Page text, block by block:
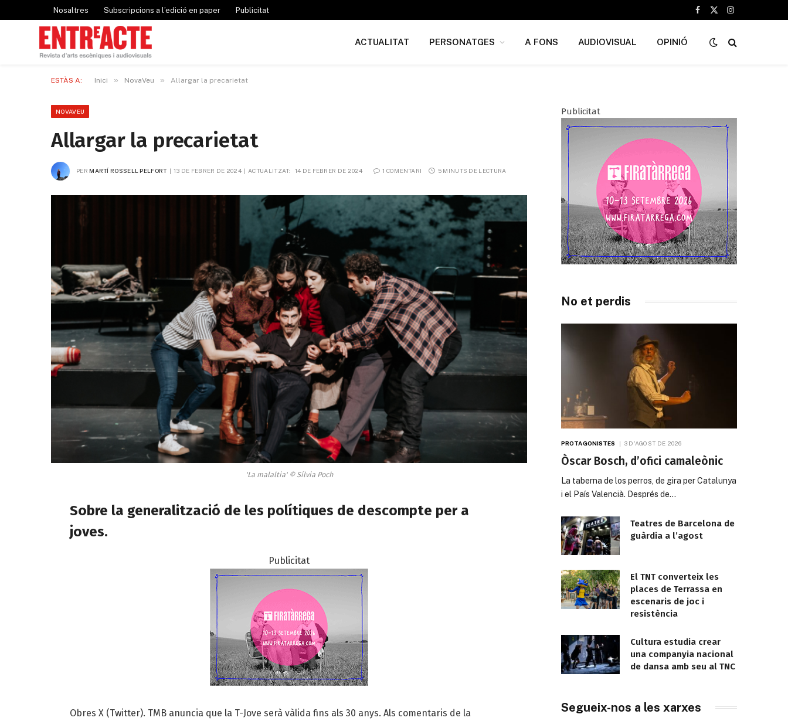
Nosaltres Subscripcions a l’edició en paper Publicitat
Facebook
X
Instagram
ACTUALITAT PERSONATGES A FONS AUDIOVISUAL OPINIÓ
ESTÀS A: Inici » NovaVeu » Allargar la precarietat
NOVAVEU
Allargar la precarietat
PER MARTÍ ROSSELL PELFORT 13 DE FEBRER DE 2024 ACTUALITZAT: 14 DE FEBRER DE 2024 1 COMENTARI 5 MINUTS DE LECTURA
'La malaltia' © Sílvia Poch
Sobre la generalització de les polítiques de descompte per a
joves.
Publicitat
Obres X (Twitter). TMB anuncia que la T-Jove serà vàlida fins als 30 anys. Als comentaris de la
Publicitat
No et perdis
PROTAGONISTES 3 D'AGOST DE 2026
Òscar Bosch, d’ofici camaleònic
La taberna de los perros, de gira per Catalunya
i el País Valencià. Després de…
Teatres de Barcelona de
guàrdia a l’agost
El TNT converteix les
places de Terrassa en
escenaris de joc i
resistència
Cultura estudia crear
una companyia nacional
de dansa amb seu al TNC
Segueix-nos a les xarxes